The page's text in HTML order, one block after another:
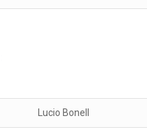
Lucio Bonell